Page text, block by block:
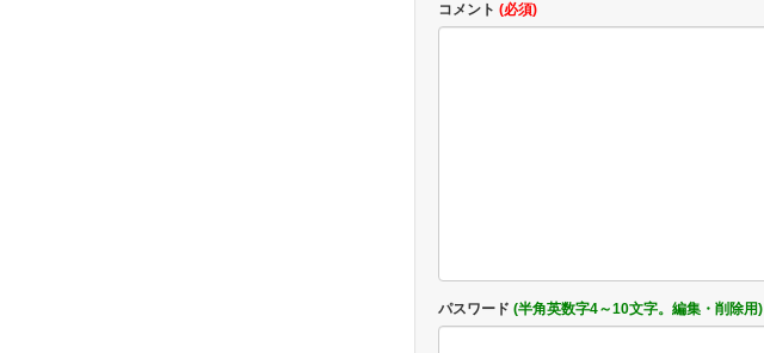
コメント(必須)
パスワード(半角英数字4～10文字。編集・削除用)